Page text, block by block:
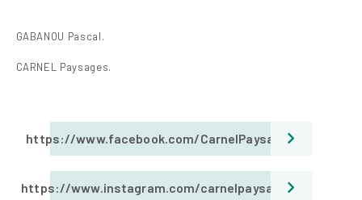
GABANOU Pascal.
CARNEL Paysages.
https://www.facebook.com/CarnelPaysages
https://www.instagram.com/carnelpaysages/